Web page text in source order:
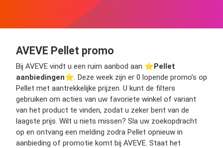
AVEVE Pellet promo
Bij AVEVE vindt u een ruim aanbod aan ⭐️Pellet
aanbiedingen⭐️. Deze week zijn er 0 lopende promo’s op
Pellet met aantrekkelijke prijzen. U kunt de filters
gebruiken om acties van uw favoriete winkel of variant
van het product te vinden, zodat u zeker bent van de
laagste prijs. Wilt u niets missen? Sla uw zoekopdracht
op en ontvang een melding zodra Pellet opnieuw in
aanbieding of promotie komt bij AVEVE. Staat het